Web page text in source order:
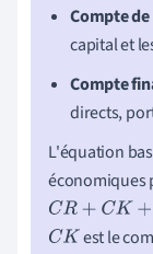
Compte
capital et
Compte
directs,
L'équation
économiques
CR+CK+CF= 0
CK est le